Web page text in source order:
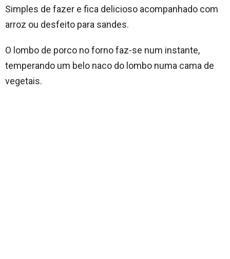
Simples de fazer e fica delicioso acompanhado com
arroz ou desfeito para sandes.
O lombo de porco no forno faz-se num instante,
temperando um belo naco do lombo numa cama de
vegetais.